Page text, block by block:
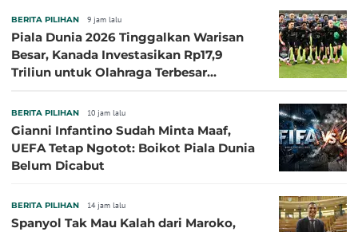
BERITA PILIHAN 9 jam lalu
Piala Dunia 2026 Tinggalkan Warisan
Besar, Kanada Investasikan Rp17,9
Triliun untuk Olahraga Terbesar
BERITA PILIHAN 10 jam lalu
Gianni Infantino Sudah Minta Maaf,
UEFA Tetap Ngotot: Boikot Piala Dunia
Belum Dicabut
BERITA PILIHAN 14 jam lalu
Spanyol Tak Mau Kalah dari Maroko,